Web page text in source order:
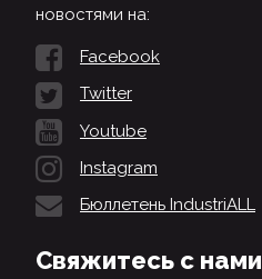
новостями на:
Facebook
Twitter
Youtube
Instagram
Бюллетень IndustriALL
Свяжитесь с нами